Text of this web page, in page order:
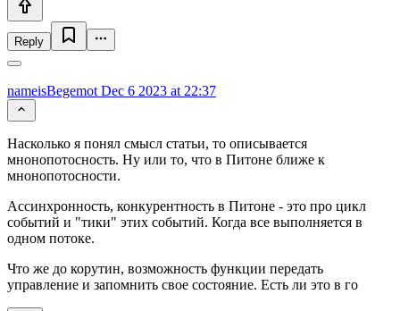
Reply
nameisBegemot Dec 6 2023 at 22:37
Насколько я понял смысл статьи, то описывается
мнонопотосность. Ну или то, что в Питоне ближе к
мнонопотосности.
Ассинхронность, конкурентность в Питоне - это про цикл
событий и "тики" этих событий. Когда все выполняется в
одном потоке.
Что же до корутин, возможность функции передать
управление и запомнить свое состояние. Есть ли это в го